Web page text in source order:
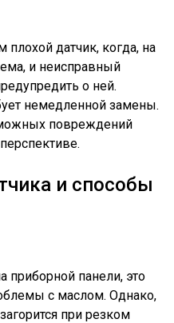
датчик, когда, на
и неисправный
о ней.
немедленной замены.
повреждений
и способы
приборной панели, это
с маслом. Однако,
при резком